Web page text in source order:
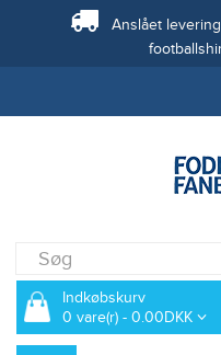
Anslået
Indkøbskurv
0 vare(r) - 0.00DKK